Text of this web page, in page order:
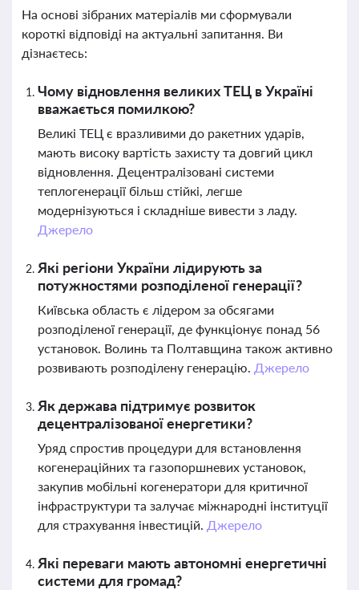
На основі зібраних матеріалів ми сформували
короткі відповіді на актуальні запитання. Ви
дізнаєтесь:
Чому відновлення великих ТЕЦ в Україні
вважається помилкою?
Великі ТЕЦ є вразливими до ракетних ударів,
мають високу вартість захисту та довгий цикл
відновлення. Децентралізовані системи
теплогенерації більш стійкі, легше
модернізуються і складніше вивести з ладу.
Джерело
Які регіони України лідирують за
потужностями розподіленої генерації?
Київська область є лідером за обсягами
розподіленої генерації, де функціонує понад 56
установок. Волинь та Полтавщина також активно
розвивають розподілену генерацію. Джерело
Як держава підтримує розвиток
децентралізованої енергетики?
Уряд спростив процедури для встановлення
когенераційних та газопоршневих установок,
закупив мобільні когенератори для критичної
інфраструктури та залучає міжнародні інституції
для страхування інвестицій. Джерело
Які переваги мають автономні енергетичні
системи для громад?